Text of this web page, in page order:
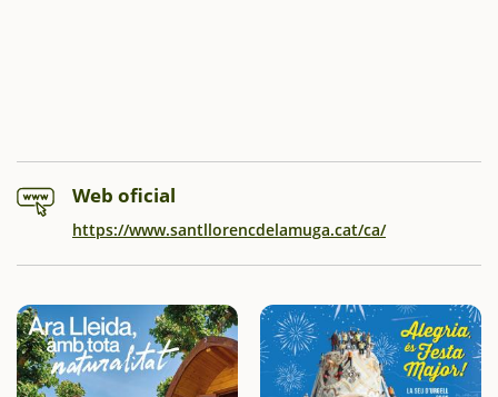
Web oficial
https://www.santllorencdelamuga.cat/ca/